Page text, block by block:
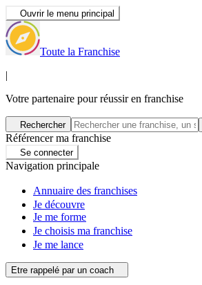
Ouvrir le menu principal
Toute la Franchise
|
Votre partenaire pour réussir en franchise
Rechercher
Référencer ma franchise
Se connecter
Navigation principale
Annuaire des franchises
Je découvre
Je me forme
Je choisis ma franchise
Je me lance
Etre rappelé par un coach